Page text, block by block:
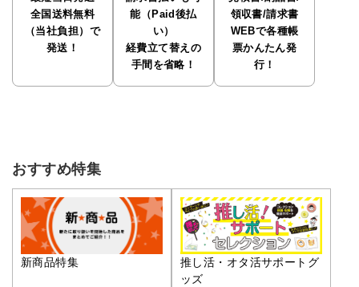
全国送料無料
（当社負担）で
発送！
能（Paid後払
い）
経費立て替えの
手間を省略！
領収書/請求書
WEBで各種帳
票かんたん発
行！
おすすめ特集
新商品特集
推し活・オタ活サポートグ
ッズ